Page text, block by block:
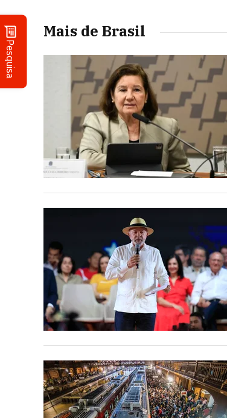
Pesquisa
Mais de Brasil